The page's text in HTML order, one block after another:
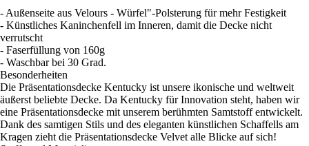
- Außenseite aus Velours - Würfel"-Polsterung für mehr Festigkeit
- Künstliches Kaninchenfell im Inneren, damit die Decke nicht
verrutscht
- Faserfüllung von 160g
- Waschbar bei 30 Grad.
Besonderheiten
Die Präsentationsdecke Kentucky ist unsere ikonische und weltweit
äußerst beliebte Decke. Da Kentucky für Innovation steht, haben wir
eine Präsentationsdecke mit unserem berühmten Samtstoff entwickelt.
Dank des samtigen Stils und des eleganten künstlichen Schaffells am
Kragen zieht die Präsentationsdecke Velvet alle Blicke auf sich!